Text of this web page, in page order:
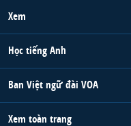
Xem
Học tiếng Anh
Ban Việt ngữ đài VOA
Xem toàn trang